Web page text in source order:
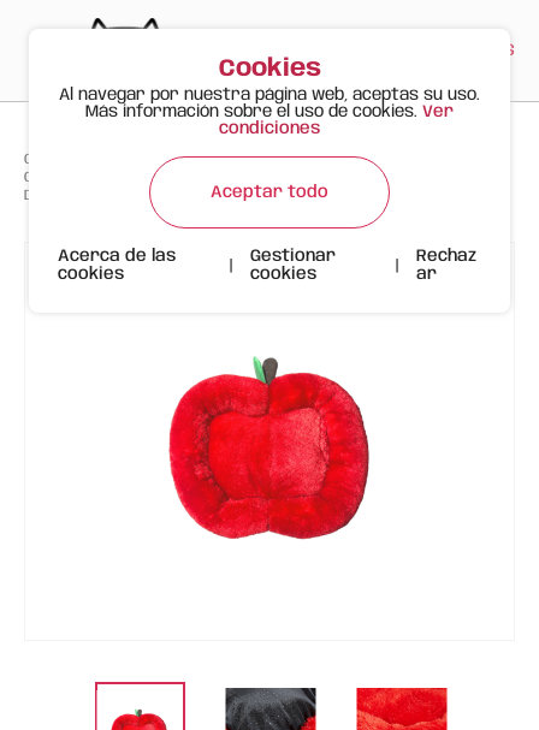
ES
Gato Feliz Productos > >
Cama Manzana FOFOS - El Refugio Acogedor para tu Mascota
Descripción Corta
Cookies
Al navegar por nuestra página web, aceptas su uso.
Más información sobre el uso de cookies. Ver
condiciones
Aceptar todo
Acerca de las
cookies
Gestionar
cookies
Rechaz
ar